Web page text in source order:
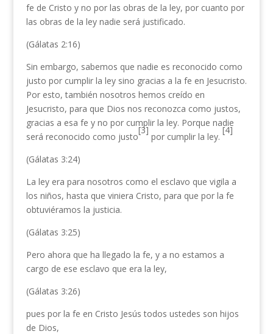
fe de Cristo y no por las obras de la ley, por cuanto por
las obras de la ley nadie será justificado.
(Gálatas 2:16)
Sin embargo, sabemos que nadie es reconocido como
justo por cumplir la ley sino gracias a la fe en Jesucristo.
Por esto, también nosotros hemos creído en
Jesucristo, para que Dios nos reconozca como justos,
gracias a esa fe y no por cumplir la ley. Porque nadie
será reconocido como justo
[3]
por cumplir la ley.
[4]
(Gálatas 3:24)
La ley era para nosotros como el esclavo que vigila a
los niños, hasta que viniera Cristo, para que por la fe
obtuviéramos la justicia.
(Gálatas 3:25)
Pero ahora que ha llegado la fe, y a no estamos a
cargo de ese esclavo que era la ley,
(Gálatas 3:26)
pues por la fe en Cristo Jesús todos ustedes son hijos
de Dios,